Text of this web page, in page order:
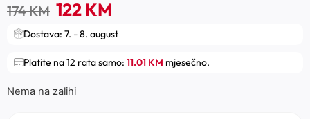
174KM 122KM
Dostava: 7. - 8. august
Platite na 12 rata samo: 11.01 KM mjesečno.
Nema na zalihi